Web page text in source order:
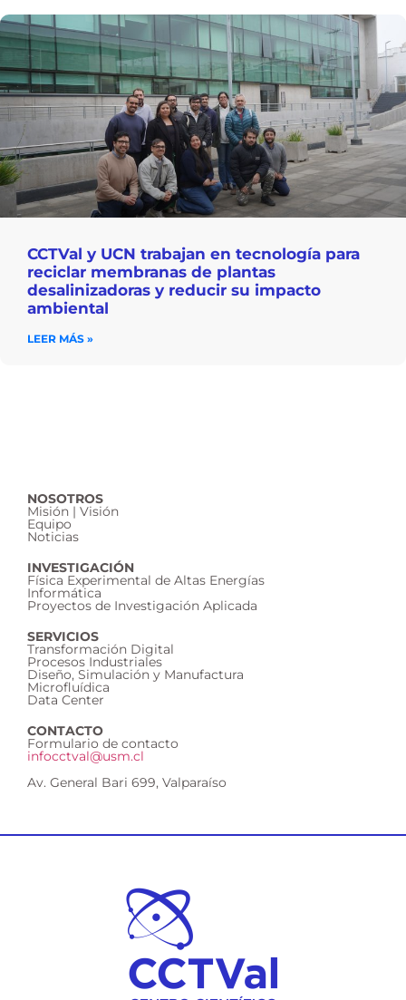
CCTVal y UCN trabajan en tecnología para
reciclar membranas de plantas
desalinizadoras y reducir su impacto
ambiental
LEER MÁS »
NOSOTROS
Misión | Visión
Equipo
Noticias
INVESTIGACIÓN
Física Experimental de Altas Energías
Informática
Proyectos de Investigación Aplicada
SERVICIOS
Transformación Digital
Procesos Industriales
Diseño, Simulación y Manufactura
Microfluídica
Data Center
CONTACTO
Formulario de contacto
infocctval@usm.cl
Av. General Bari 699, Valparaíso